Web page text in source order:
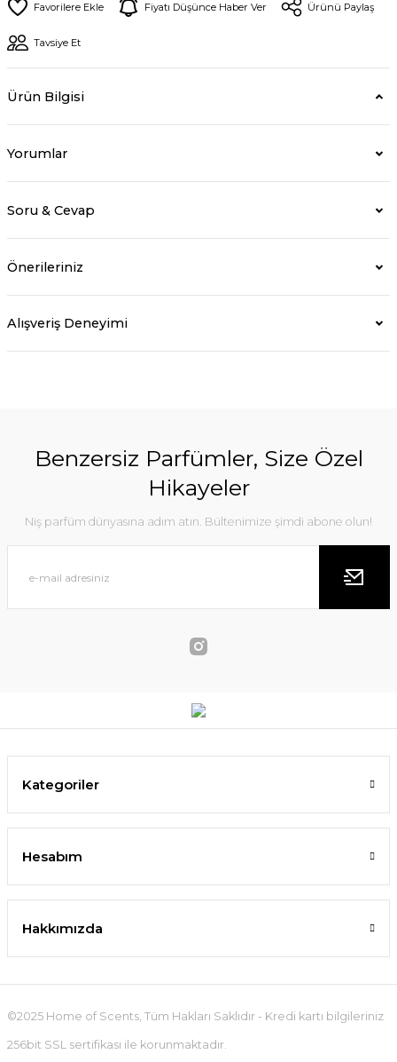
Fiyatı Düşünce Haber Ver Ürünü Paylaş
Tavsiye Et
Ürün Bilgisi
Yorumlar
Soru & Cevap
Önerileriniz
Alışveriş Deneyimi
Benzersiz Parfümler, Size Özel
Hikayeler
Niş parfüm dünyasına adım atın. Bültenimize şimdi abone olun!
Kategoriler
Hesabım
Hakkımızda
©2025 Home of Scents, Tüm Hakları Saklıdır - Kredi kartı bilgileriniz
256bit SSL sertifikası ile korunmaktadır.